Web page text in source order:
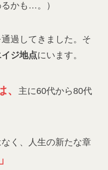
かも…。）
過してきました。そ
ジ地点にいます。
主に60代から80代
く、人生の新たな章